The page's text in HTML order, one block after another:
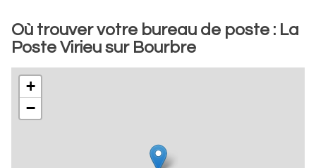
Où trouver votre bureau de poste : La
Poste Virieu sur Bourbre
+
−